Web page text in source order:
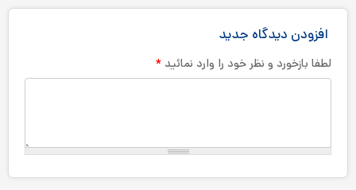
افزودن دیدگاه جدید
لطفا بازخورد و نظر خود را وارد نمائید *